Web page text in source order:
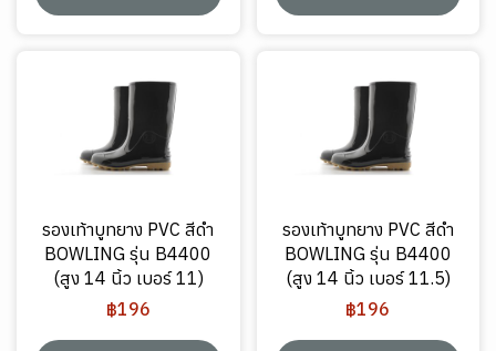
รองเท้าบูทยาง PVC สีดำ
BOWLING รุ่น B4400
(สูง 14 นิ้ว เบอร์ 11)
฿196
รองเท้าบูทยาง PVC สีดำ
BOWLING รุ่น B4400
(สูง 14 นิ้ว เบอร์ 11.5)
฿196